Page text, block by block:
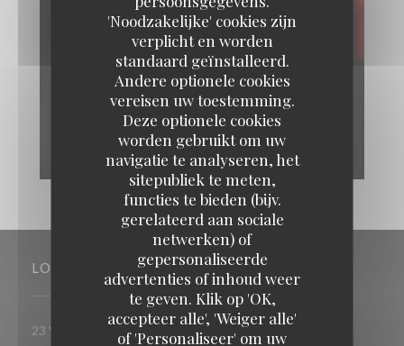
'Noodzakelijke' cookies zijn
verplicht en worden
standaard geïnstalleerd.
Andere optionele cookies
vereisen uw toestemming.
Deze optionele cookies
worden gebruikt om uw
navigatie te analyseren, het
sitepubliek te meten,
functies te bieden (bijv.
gerelateerd aan sociale
netwerken) of
gepersonaliseerde
advertenties of inhoud weer
te geven. Klik op 'OK,
accepteer alle', 'Weiger alle'
of 'Personaliseer' om uw
LOCATIE
23 Villa Riberolle 75020 Paris ((opent in een nieuw venster))